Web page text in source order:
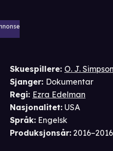
Skuespillere: O. J. Simpson
Sjanger: Dokumentar
Regi: Ezra Edelman
Nasjonalitet: USA
Språk: Engelsk
Produksjonsår: 2016–2016